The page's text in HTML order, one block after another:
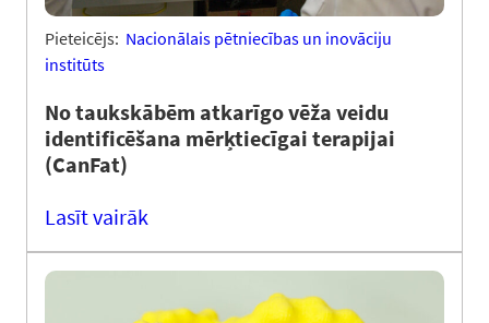
Pieteicējs: Nacionālais pētniecības un inovāciju
institūts
No taukskābēm atkarīgo vēža veidu
identificēšana mērķtiecīgai terapijai
(CanFat)
Lasīt vairāk